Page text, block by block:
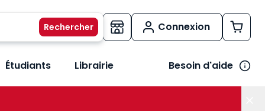
Connexion
métiers
le sous-menu Vos besoins
Étudiants Librairie Besoin d'aide